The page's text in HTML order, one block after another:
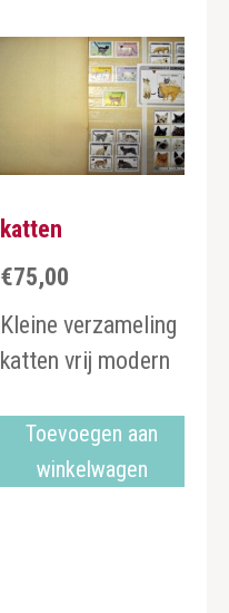
katten
€75,00
Kleine verzameling
katten vrij modern
Toevoegen aan
winkelwagen